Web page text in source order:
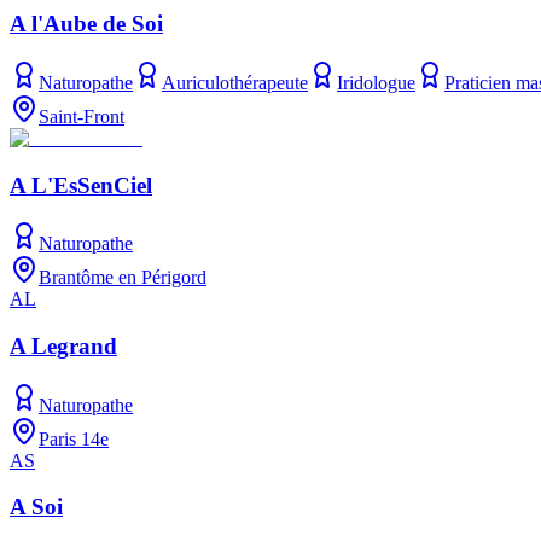
A l'Aube de Soi
Naturopathe Auriculothérapeute Iridologue
Praticien
Saint-Front
A L'EsSenCiel
Naturopathe
Brantôme en Périgord
AL
A Legrand
Naturopathe
Paris 14e
AS
A Soi